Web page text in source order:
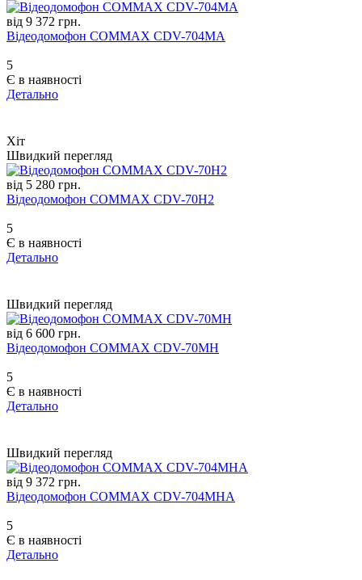
від 9 372 грн.
Відеодомофон COMMAX CDV-704MA
5
Є в наявності
Детально
Хіт
Швидкий перегляд
від 5 280 грн.
Відеодомофон COMMAX CDV-70H2
5
Є в наявності
Детально
Швидкий перегляд
від 6 600 грн.
Відеодомофон COMMAX CDV-70MH
5
Є в наявності
Детально
Швидкий перегляд
від 9 372 грн.
Відеодомофон COMMAX CDV-704MHA
5
Є в наявності
Детально